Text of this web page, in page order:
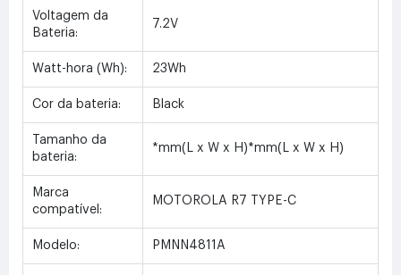
Voltagem da
Bateria:
7.2V
Watt-hora (Wh): 23Wh
Cor da bateria: Black
Tamanho da
bateria:
*mm(L x W x H)*mm(L x W x H)
Marca
compatível:
MOTOROLA R7 TYPE-C
Modelo: PMNN4811A